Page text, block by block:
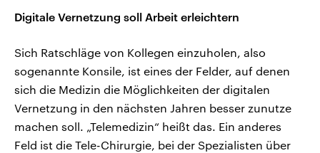
Digitale Vernetzung soll Arbeit erleichtern
Sich Ratschläge von Kollegen einzuholen, also
sogenannte Konsile, ist eines der Felder, auf denen
sich die Medizin die Möglichkeiten der digitalen
Vernetzung in den nächsten Jahren besser zunutze
machen soll. „Telemedizin“ heißt das. Ein anderes
Feld ist die Tele-Chirurgie, bei der Spezialisten über